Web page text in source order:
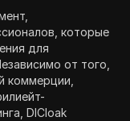
которые
для
от того,
коммерции,
DICloak